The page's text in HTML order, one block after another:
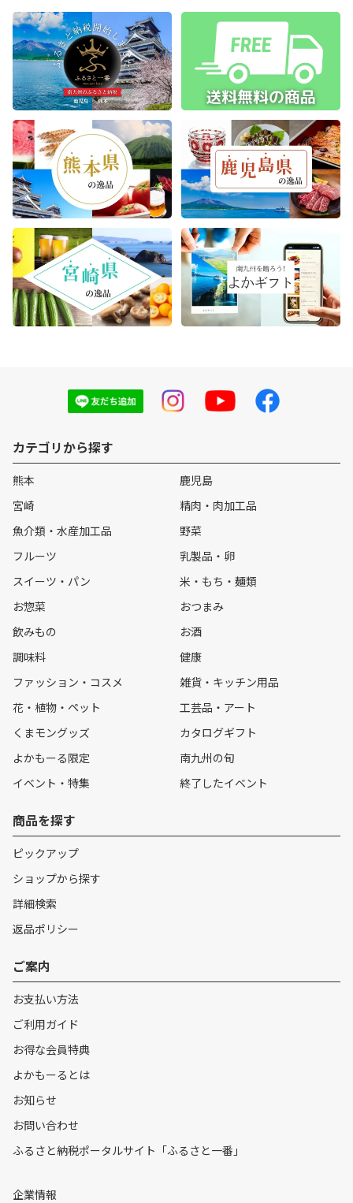
カテゴリから探す
熊本
鹿児島
宮崎
精肉・肉加工品
魚介類・水産加工品
野菜
フルーツ
乳製品・卵
スイーツ・パン
米・もち・麺類
お惣菜
おつまみ
飲みもの
お酒
調味料
健康
ファッション・コスメ
雑貨・キッチン用品
花・植物・ペット
工芸品・アート
くまモングッズ
カタログギフト
よかもーる限定
南九州の旬
イベント・特集
終了したイベント
商品を探す
ピックアップ
ショップから探す
詳細検索
返品ポリシー
ご案内
お支払い方法
ご利用ガイド
お得な会員特典
よかもーるとは
お知らせ
お問い合わせ
ふるさと納税ポータルサイト「ふるさと一番」
企業情報